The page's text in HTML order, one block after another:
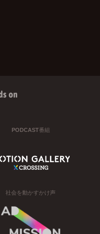
on
PODCAST番組
社会を動かすかけ声